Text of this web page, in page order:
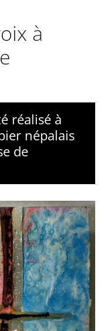
à
réalisé à
népalais
de